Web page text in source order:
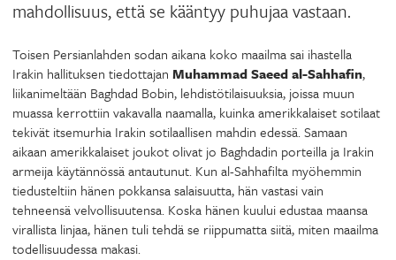
mahdollisuus, että se kääntyy puhujaa vastaan.
Toisen Persianlahden sodan aikana koko maailma sai ihastella
Irakin hallituksen tiedottajan Muhammad Saeed al-Sahhafin,
liikanimeltään Baghdad Bobin, lehdistötilaisuuksia, joissa muun
muassa kerrottiin vakavalla naamalla, kuinka amerikkalaiset sotilaat
tekivät itsemurhia Irakin sotilaallisen mahdin edessä. Samaan
aikaan amerikkalaiset joukot olivat jo Baghdadin porteilla ja Irakin
armeija käytännössä antautunut. Kun al-Sahhafilta myöhemmin
tiedusteltiin hänen pokkansa salaisuutta, hän vastasi vain
tehneensä velvollisuutensa. Koska hänen kuului edustaa maansa
virallista linjaa, hänen tuli tehdä se riippumatta siitä, miten maailma
todellisuudessa makasi.